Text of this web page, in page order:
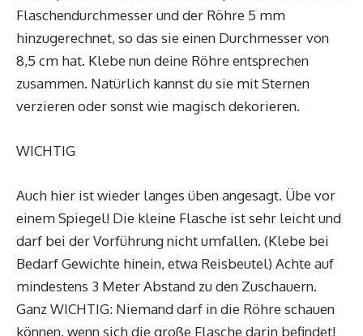
Flaschendurchmesser und der Röhre 5 mm
hinzugerechnet, so das sie einen Durchmesser von
8,5 cm hat. Klebe nun deine Röhre entsprechen
zusammen. Natürlich kannst du sie mit Sternen
verzieren oder sonst wie magisch dekorieren.
WICHTIG
Auch hier ist wieder langes üben angesagt. Übe vor
einem Spiegel! Die kleine Flasche ist sehr leicht und
darf bei der Vorführung nicht umfallen. (Klebe bei
Bedarf Gewichte hinein, etwa Reisbeutel) Achte auf
mindestens 3 Meter Abstand zu den Zuschauern.
Ganz WICHTIG: Niemand darf in die Röhre schauen
können, wenn sich die große Flasche darin befindet!